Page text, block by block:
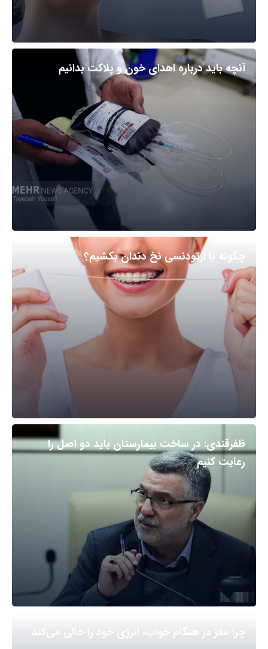
آنچه باید درباره اهدای خون و پلاکت بدانیم
چگونه با ارتودنسی نخ دندان بکشیم؟
ظفرقندی: در ساخت بیمارستان باید دو اصل را
رعایت کنیم
چرا مغز در هنگام خواب، انرژی خود را خالی می‌کند